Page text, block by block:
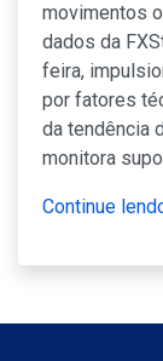
movimentos
dados da
feira,
por fatores
da tendência
monitora
Continue